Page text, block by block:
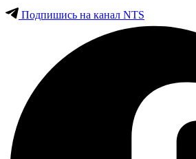
Подпишись на канал NTS